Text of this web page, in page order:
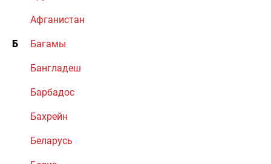
Афганистан
Б Багамы
Бангладеш
Барбадос
Бахрейн
Беларусь